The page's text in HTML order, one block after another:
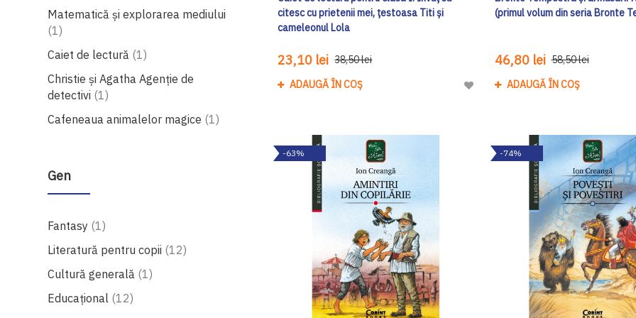
Matematică și explorarea mediului
1produs
Caiet de lectură 1produs
Christie și Agatha Agenție de
detectivi 1produs
Cafeneaua animalelor magice 1produs
Gen
Fantasy 1produs
Literatură pentru copii 12produse
Cultură generală 1produs
Educațional 12produse
citesc cu prietenii mei, țestoasa Titi și
cameleonul Lola
23,10 lei 38,50 lei
ADAUGĂ ÎN COȘ
Adaugă
Dorinte
(primul volum din seria Bronte
46,80 lei 58,50 lei
ADAUGĂ ÎN COȘ
-63% -74%